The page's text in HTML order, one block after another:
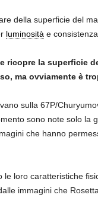
della superficie del
luminosità e
ricopre la superficie
ma ovviamente è
sulla 67P/
sono note solo la
che hanno
le loro caratteristiche
immagini che